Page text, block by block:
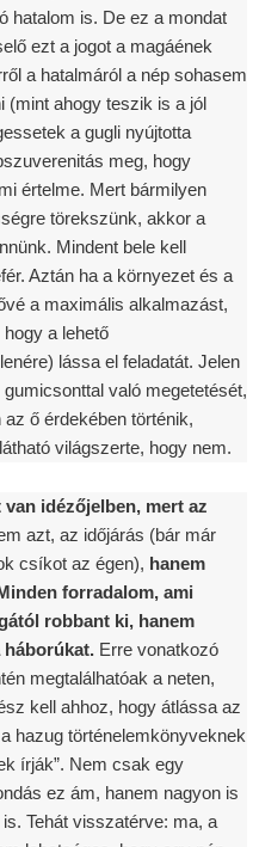
hatalom is. De ez a mondat
ezt a jogot a magáének
a hatalmáról a nép sohasem
(mint ahogy teszik is a jól
a gugli nyújtotta
meg, hogy
értelme. Mert bármilyen
törekszünk, akkor a
Mindent bele kell
Aztán ha a környezet és a
a maximális alkalmazást,
a lehető
lássa el feladatát. Jelen
való megetetését,
ő érdekében történik,
világszerte, hogy nem.
idézőjelben, mert az
azt, az időjárás (bár már
csíkot az égen), hanem
forradalom, ami
robbant ki, hanem
háborúkat. Erre vonatkozó
megtalálhatóak a neten,
kell ahhoz, hogy átlássa az
hazug történelemkönyveknek
írják”. Nem csak egy
ez ám, hanem nagyon is
Tehát visszatérve: ma, a